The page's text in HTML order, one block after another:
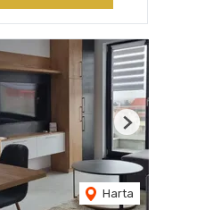
Harta
Next